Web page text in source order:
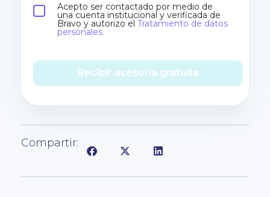
Acepto ser contactado por medio de
una cuenta institucional y verificada de
Bravo y autorizo el Tratamiento de datos
personales.
Recibir asesoría gratuita
Compartir: